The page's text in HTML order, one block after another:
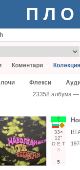
Коментари Колекция
Флекси
23358 албума —
Т
33○
12"
О Е Т
3
5